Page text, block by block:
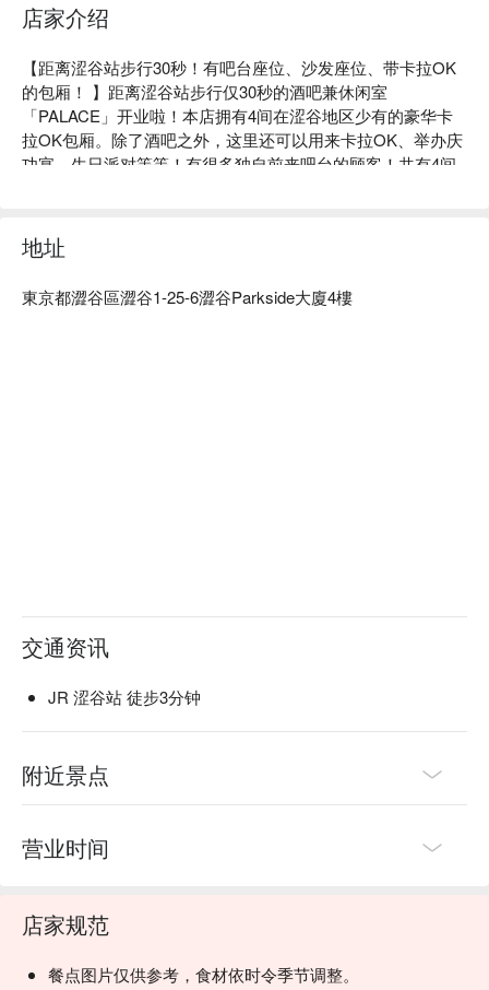
店家介绍
【距离涩谷站步行30秒！有吧台座位、沙发座位、带卡拉OK
的包厢！ 】距离涩谷站步行仅30秒的酒吧兼休闲室
「PALACE」开业啦！本店拥有4间在涩谷地区少有的豪华卡
拉OK包厢。除了酒吧之外，这里还可以用来卡拉OK、举办庆
功宴、生日派对等等！有很多独自前来吧台的顾客！共有4间
地址
東京都澀谷區澀谷1-25-6澀谷Parkside大廈4樓
交通资讯
JR 涩谷站 徒步3分钟
附近景点
营业时间
店家规范
餐点图片仅供参考，食材依时令季节调整。